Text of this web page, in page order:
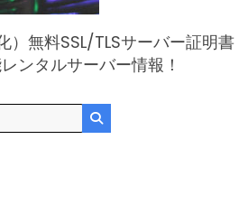
無料SSL/TLSサーバー証明書
ンタルサーバー情報！